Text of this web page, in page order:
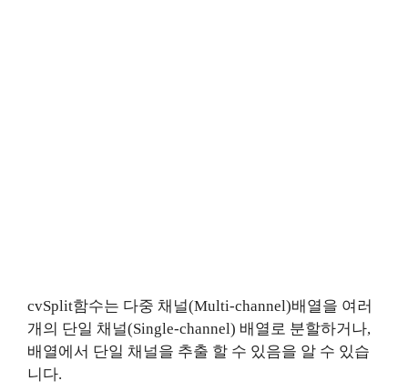
cvSplit함수는 다중 채널(Multi-channel)배열을 여러
개의 단일 채널(Single-channel) 배열로 분할하거나,
배열에서 단일 채널을 추출 할 수 있음을 알 수 있습
니다.